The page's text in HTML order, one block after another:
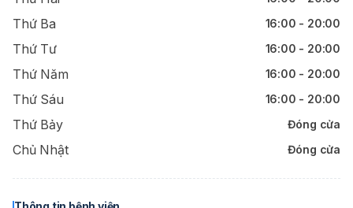
Thứ Ba 16:00 - 20:00
Thứ Tư 16:00 - 20:00
Thứ Năm 16:00 - 20:00
Thứ Sáu 16:00 - 20:00
Thứ Bảy Đóng cửa
Chủ Nhật Đóng cửa